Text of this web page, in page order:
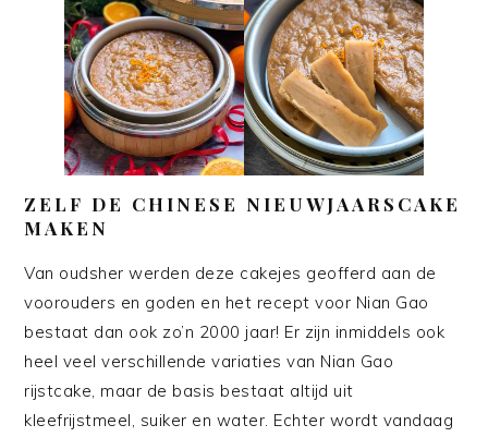
ZELF DE CHINESE NIEUWJAARSCAKE
MAKEN
Van oudsher werden deze cakejes geofferd aan de
voorouders en goden en het recept voor Nian Gao
bestaat dan ook zo’n 2000 jaar! Er zijn inmiddels ook
heel veel verschillende variaties van Nian Gao
rijstcake, maar de basis bestaat altijd uit
kleefrijstmeel, suiker en water. Echter wordt vandaag